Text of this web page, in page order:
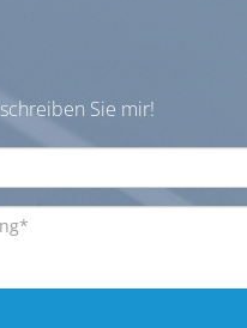
Sie mir!